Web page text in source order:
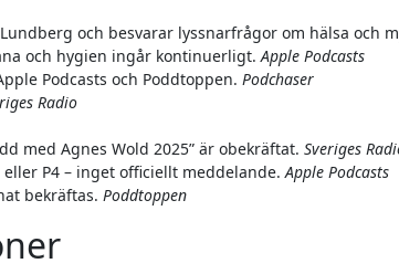
och besvarar lyssnarfrågor om hälsa och
och hygien ingår kontinuerligt. Apple Podcasts
Podcasts och Poddtoppen. Podchaser
Radio
med Agnes Wold 2025” är obekräftat. Sveriges
P4 – inget officiellt meddelande. Apple Podcasts
bekräftas. Poddtoppen